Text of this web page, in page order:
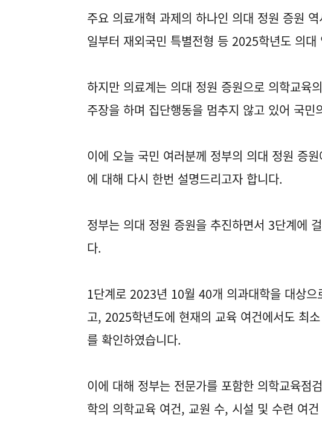
주요 의료개혁 과제의 하나인 의대 정원 증원
일부터 재외국민 특별전형 등 2025학년도 의대
하지만 의료계는 의대 정원 증원으로 의학교육
주장을 하며 집단행동을 멈추지 않고 있어 국
이에 오늘 국민 여러분께 정부의 의대 정원 증
에 대해 다시 한번 설명드리고자 합니다.
정부는 의대 정원 증원을 추진하면서 3단계에
다.
1단계로 2023년 10월 40개 의과대학을 대상으
고, 2025학년도에 현재의 교육 여건에서도 최
를 확인하였습니다.
이에 대해 정부는 전문가를 포함한 의학교육점
학의 의학교육 여건, 교원 수, 시설 및 수련 여